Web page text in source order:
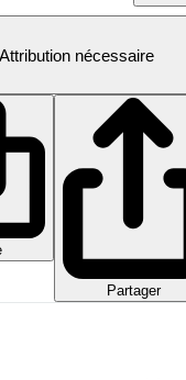
Attribution nécessaire
Partager